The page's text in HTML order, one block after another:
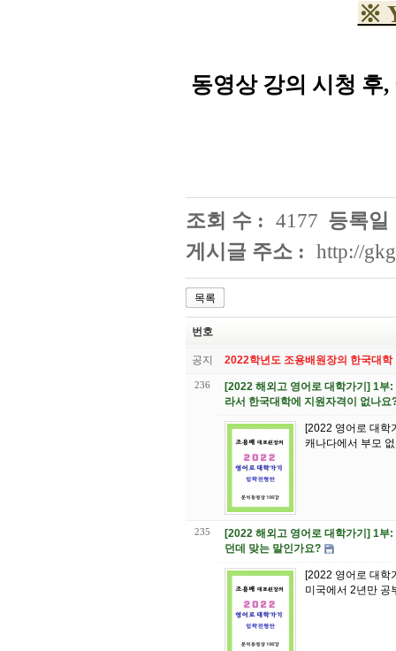
※
동영상 강의 시청 후
조회 수 : 4177 등록일
게시글 주소 : http://
목록
번호
공지 2022학년도 조용배원장의 한국대
236
[2022 해외고 영어로 대학가기] 1부
라서 한국대학에 지원자격이 없나요
[2022 영어로 대학
캐나다에서 부모
235
[2022 해외고 영어로 대학가기] 1부
던데 맞는 말인가요?
[2022 영어로 대학
미국에서 2년만 공